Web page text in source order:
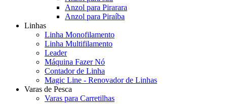
Anzol para Pirarara
Anzol para Piraíba
Linhas
Linha Monofilamento
Linha Multifilamento
Leader
Máquina Fazer Nó
Contador de Linha
Magic Line - Renovador de Linhas
Varas de Pesca
Varas para Carretilhas